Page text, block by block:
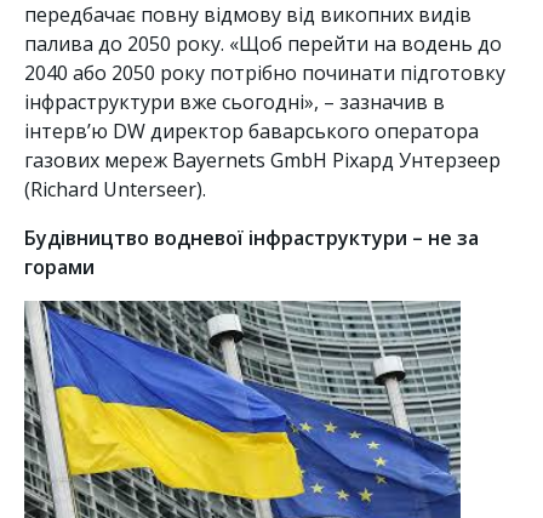
передбачає повну відмову від викопних видів
палива до 2050 року. «Щоб перейти на водень до
2040 або 2050 року потрібно починати підготовку
інфраструктури вже сьогодні», – зазначив в
інтерв’ю DW директор баварського оператора
газових мереж Bayernets GmbH Ріхард Унтерзеер
(Richard Unterseer).
Будівництво водневої інфраструктури – не за
горами